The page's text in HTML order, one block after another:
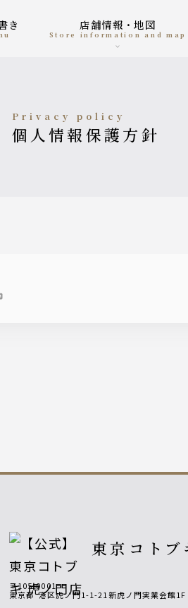
き 店舗情報・地図
Store information and map
privacy policy
個人情報保護方針
東京コトブ
〒105-0001
東京都 港区虎ノ門1-1-21新虎ノ門実業会館1F